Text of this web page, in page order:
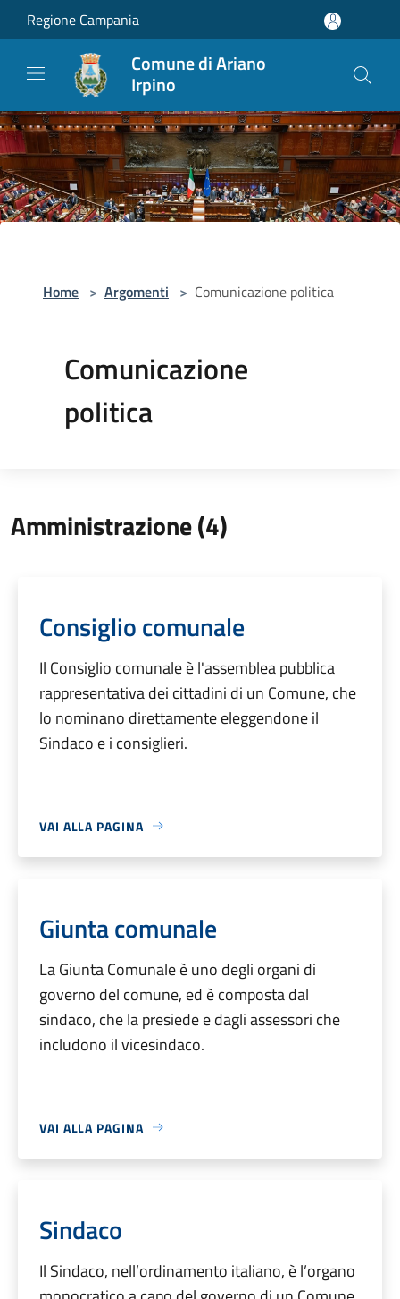
Salta al contenuto principale
Regione Campania
Comune di Ariano
Irpino
Home > Argomenti > Comunicazione politica
Comunicazione
politica
Amministrazione (4)
Consiglio comunale
Il Consiglio comunale è l'assemblea pubblica
rappresentativa dei cittadini di un Comune, che
lo nominano direttamente eleggendone il
Sindaco e i consiglieri.
VAI ALLA PAGINA
Giunta comunale
La Giunta Comunale è uno degli organi di
governo del comune, ed è composta dal
sindaco, che la presiede e dagli assessori che
includono il vicesindaco.
VAI ALLA PAGINA
Sindaco
Il Sindaco, nell’ordinamento italiano, è l’organo